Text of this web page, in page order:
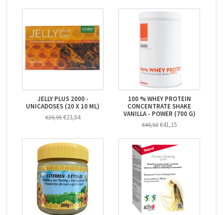
JELLY PLUS 2000 -
UNICADOSES (20 X 10 ML)
€25,95 €23,64
100 % WHEY PROTEIN
CONCENTRATE SHAKE
VANILLA - POWER (700 G)
€45,50 €41,15